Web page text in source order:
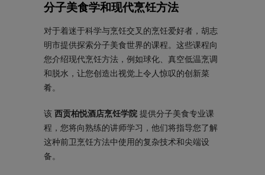
分子美食学和现代烹饪方法
对于着迷于科学与烹饪交叉的烹饪爱好者，胡志
明市提供探索分子美食世界的课程。这些课程向
您介绍现代烹饪方法，例如球化、真空低温烹调
和脱水，让您创造出视觉上令人惊叹的创新菜
肴。
该 西贡柏悦酒店烹饪学院 提供分子美食专业课
程，您将向熟练的讲师学习，他们将指导您了解
这种前卫烹饪方法中使用的复杂技术和尖端设
备。